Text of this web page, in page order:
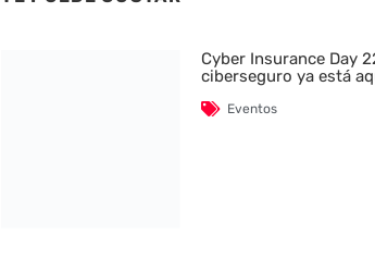
Cyber Insurance Day
ciberseguro ya está
Eventos